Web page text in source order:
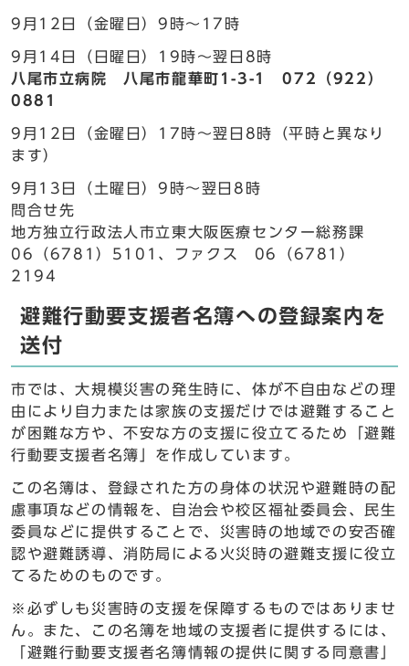
9月12日（金曜日）9時～17時
9月14日（日曜日）19時～翌日8時
八尾市立病院 八尾市龍華町1-3-1 072（922）
0881
9月12日（金曜日）17時～翌日8時（平時と異なり
ます）
9月13日（土曜日）9時～翌日8時
問合せ先
地方独立行政法人市立東大阪医療センター総務課
06（6781）5101、ファクス 06（6781）
2194
避難行動要支援者名簿への登録案内を
送付
市では、大規模災害の発生時に、体が不自由などの理
由により自力または家族の支援だけでは避難すること
が困難な方や、不安な方の支援に役立てるため「避難
行動要支援者名簿」を作成しています。
この名簿は、登録された方の身体の状況や避難時の配
慮事項などの情報を、自治会や校区福祉委員会、民生
委員などに提供することで、災害時の地域での安否確
認や避難誘導、消防局による火災時の避難支援に役立
てるためのものです。
※必ずしも災害時の支援を保障するものではありませ
ん。また、この名簿を地域の支援者に提供するには、
「避難行動要支援者名簿情報の提供に関する同意書」